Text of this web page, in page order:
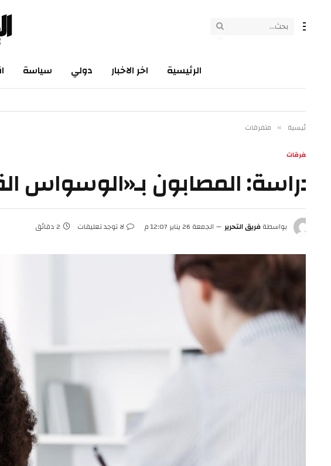
الرئيسية اخر الاخبار دولي سياسة اقتصاد
» متفرقات
المصابون بـ«الوسواس
بواسطة فريق التحرير الجمعة 26 يناير 12:07 م لا توجد تعليقات 2 دقائق